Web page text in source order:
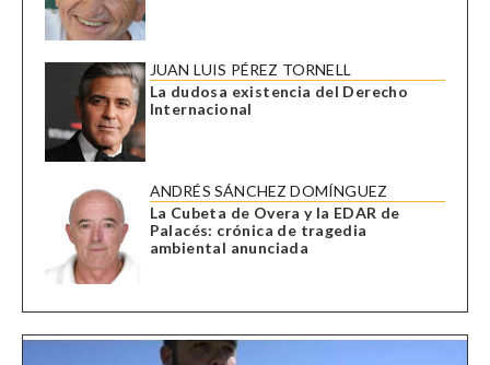
JUAN LUIS PÉREZ TORNELL
La dudosa existencia del Derecho
Internacional
ANDRÉS SÁNCHEZ DOMÍNGUEZ
La Cubeta de Overa y la EDAR de
Palacés: crónica de tragedia
ambiental anunciada